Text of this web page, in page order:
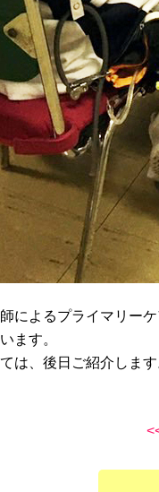
によるプライマリー
ます。
は、後日ご紹介します